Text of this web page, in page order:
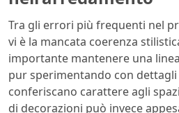
Tra gli errori più frequenti nel
vi è la mancata coerenza
importante mantenere una
pur sperimentando con dettagli
conferiscano carattere agli
di decorazioni può invece